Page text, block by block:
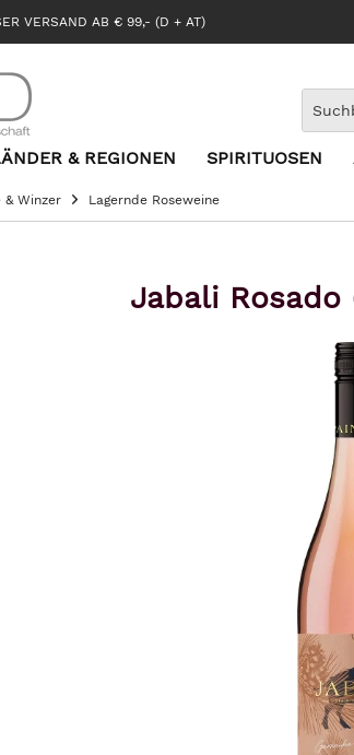
VERSAND AB € 99,- (D + AT)
& REGIONEN SPIRITUOSEN
& Winzer Lagernde Roseweine
Jabali Rosado